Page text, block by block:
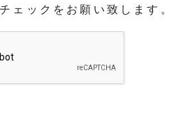
ェックをお願い致します。